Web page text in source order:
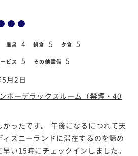
風呂 4 朝食 5 夕食 5
ビス 5 その他設備 5
月2日
ボーデラックスルーム（禁煙・40
ったです。 午後になるにつれて天
ズニーランドに滞在するのを諦め
い15時にチェックインしました。